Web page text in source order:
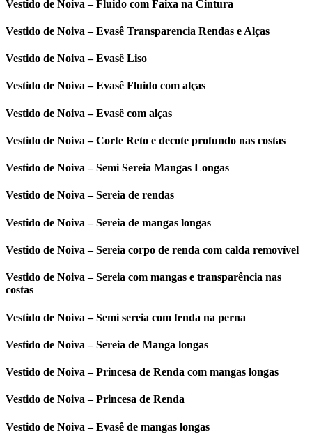
Vestido de Noiva – Fluido com Faixa na Cintura
Vestido de Noiva – Evasê Transparencia Rendas e Alças
Vestido de Noiva – Evasê Liso
Vestido de Noiva – Evasê Fluido com alças
Vestido de Noiva – Evasê com alças
Vestido de Noiva – Corte Reto e decote profundo nas costas
Vestido de Noiva – Semi Sereia Mangas Longas
Vestido de Noiva – Sereia de rendas
Vestido de Noiva – Sereia de mangas longas
Vestido de Noiva – Sereia corpo de renda com calda removível
Vestido de Noiva – Sereia com mangas e transparência nas
costas
Vestido de Noiva – Semi sereia com fenda na perna
Vestido de Noiva – Sereia de Manga longas
Vestido de Noiva – Princesa de Renda com mangas longas
Vestido de Noiva – Princesa de Renda
Vestido de Noiva – Evasê de mangas longas